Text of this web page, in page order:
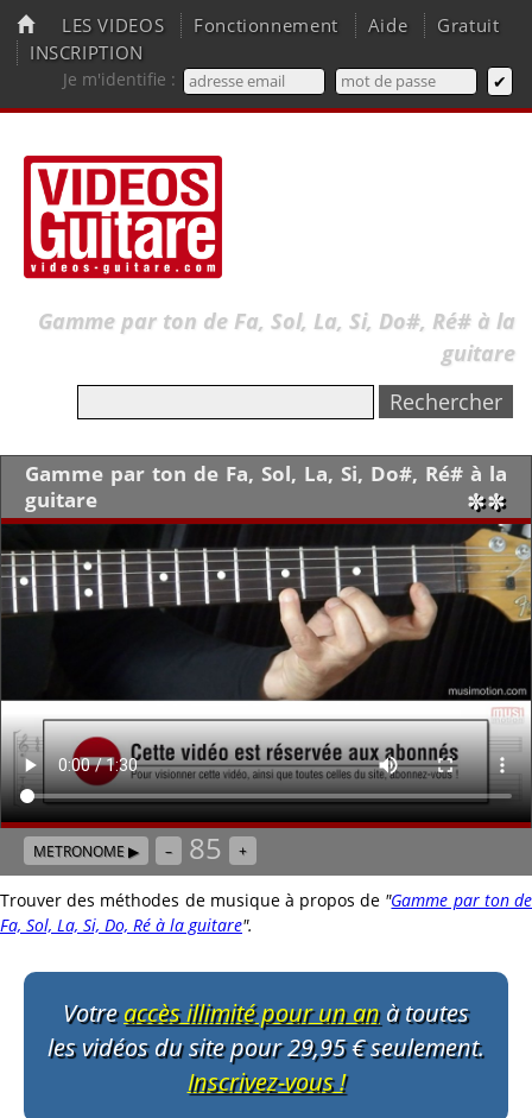
LES VIDEOS Fonctionnement Aide
Gratuit
INSCRIPTION
Je m'identifie :
Gamme par ton de Fa, Sol, La, Si, Do#, Ré# à la
guitare
Gamme par ton de Fa, Sol, La, Si, Do#, Ré# à la
guitare
✼✼
METRONOME ▶ – 85 +
Trouver des méthodes de musique à propos de "Gamme par ton de
Fa, Sol, La, Si, Do, Ré à la guitare".
Votreaccès illimité pour un anà toutes
les vidéos du site pour 29,95 € seulement.
Inscrivez-vous !